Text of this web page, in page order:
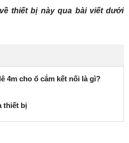
thiết bị này qua bài viết dưới
4m cho ổ cắm kết nối là gì?
thiết bị